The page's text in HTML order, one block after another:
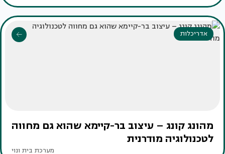
אדריכלות
מהונג קונג – עיצוב בר-קיימא שהוא גם מחווה
לטכנולוגיה מודרנית
מערכת בית ונוי